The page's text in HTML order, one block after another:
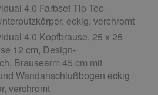
4.0 Farbset Tip-Tec-
eckig, verchromt
4.0 Kopfbrause, 25 x 25
12 cm, Design-
Brausearm 45 cm mit
Wandanschlußbogen eckig
verchromt